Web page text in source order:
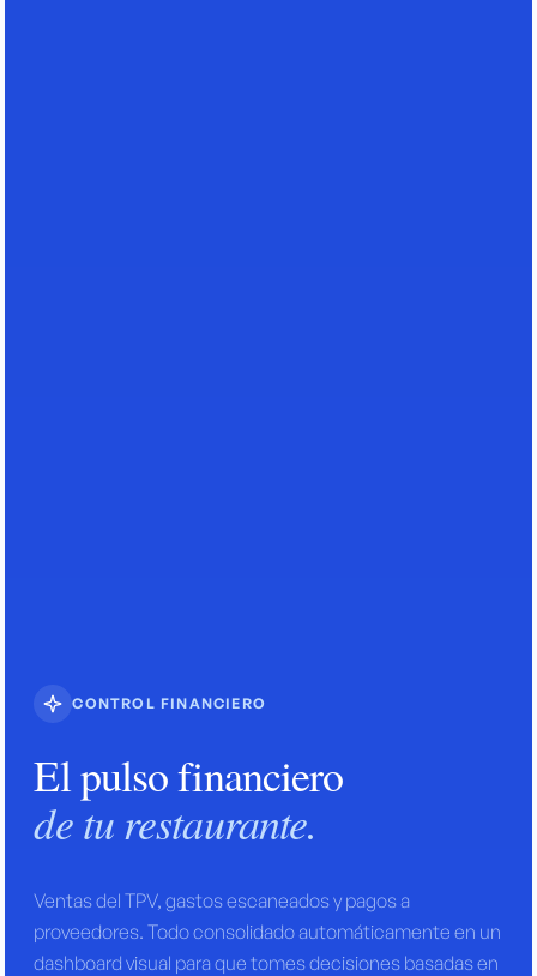
CONTROL FINANCIERO
El pulso financiero
de tu restaurante.
Ventas del TPV, gastos escaneados y pagos a
proveedores. Todo consolidado automáticamente en un
dashboard visual para que tomes decisiones basadas en